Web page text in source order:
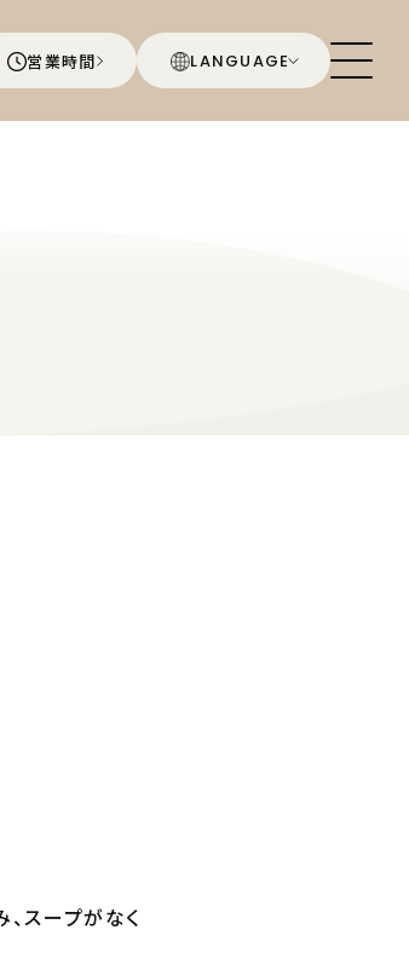
営業時間 LANGUAGE
スープがなく